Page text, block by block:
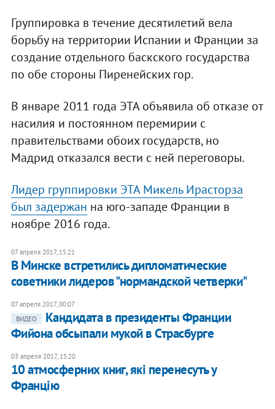
Группировка в течение десятилетий вела
борьбу на территории Испании и Франции за
создание отдельного баскского государства
по обе стороны Пиренейских гор.
В январе 2011 года ЭТА объявила об отказе от
насилия и постоянном перемирии с
правительствами обоих государств, но
Мадрид отказался вести с ней переговоры.
Лидер группировки ЭТА Микель Ирасторза
был задержан на юго-западе Франции в
ноябре 2016 года.
07 апреля 2017, 15:21
В Минске встретились дипломатические
советники лидеров "нормандской четверки"
07 апреля 2017, 00:07
ВИДЕО
Кандидата в президенты Франции
Фийона обсыпали мукой в Страсбурге
03 апреля 2017, 15:20
10 атмосферних книг, які перенесуть у
Францію